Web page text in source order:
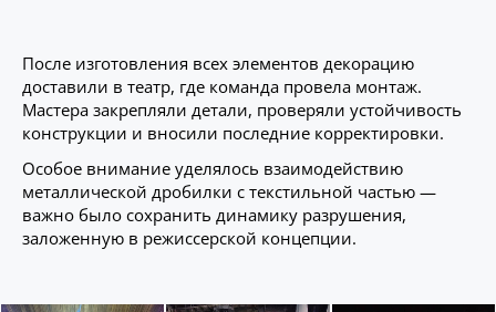
После изготовления всех элементов декорацию
доставили в театр, где команда провела монтаж.
Мастера закрепляли детали, проверяли устойчивость
конструкции и вносили последние корректировки.
Особое внимание уделялось взаимодействию
металлической дробилки с текстильной частью —
важно было сохранить динамику разрушения,
заложенную в режиссерской концепции.